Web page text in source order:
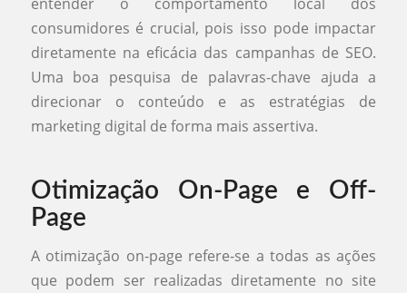
consumidores é crucial, pois isso pode impactar
diretamente na eficácia das campanhas de SEO.
Uma boa pesquisa de palavras-chave ajuda a
direcionar o conteúdo e as estratégias de
marketing digital de forma mais assertiva.
Otimização On-Page e Off-
Page
A otimização on-page refere-se a todas as ações
que podem ser realizadas diretamente no site